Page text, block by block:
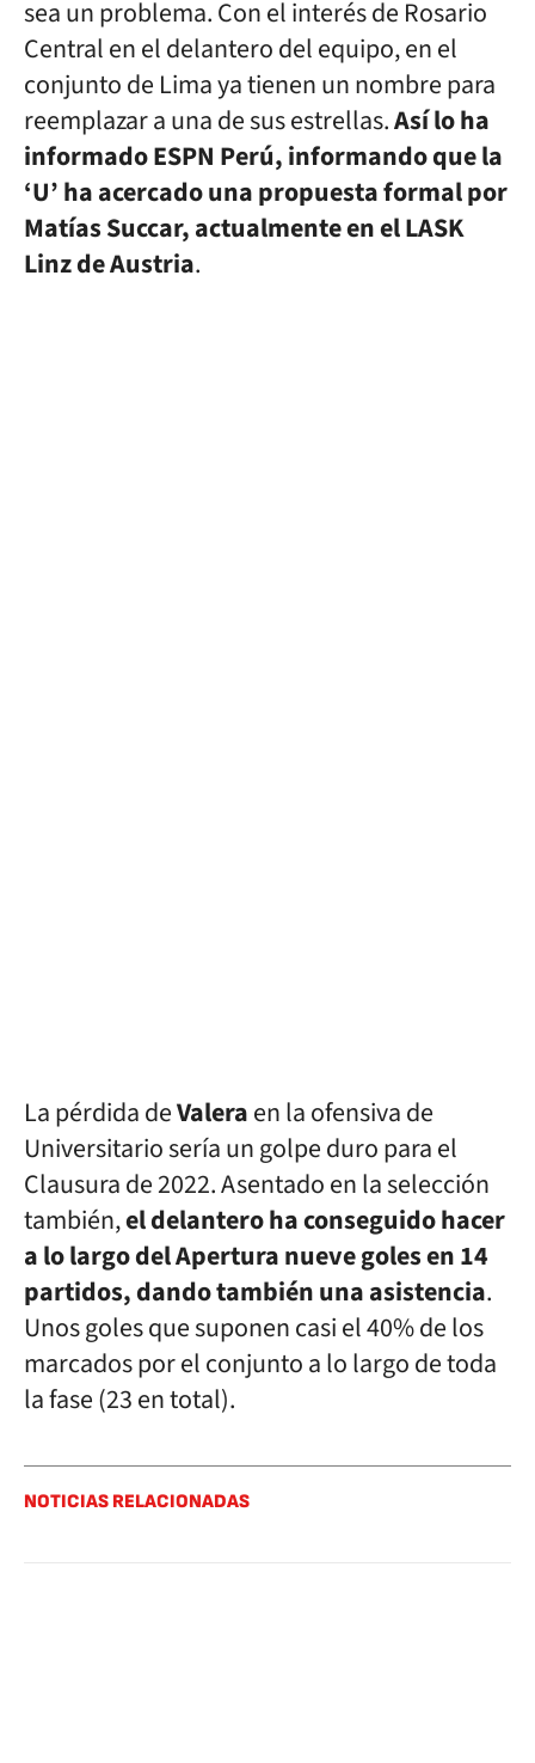
sea un problema. Con el interés de Rosario
Central en el delantero del equipo, en el
conjunto de Lima ya tienen un nombre para
reemplazar a una de sus estrellas.Así lo ha
informado ESPN Perú, informando que la
‘U’ ha acercado una propuesta formal por
Matías Succar, actualmente en el LASK
Linz de Austria.
La pérdida deValeraen la ofensiva de
Universitario sería un golpe duro para el
Clausura de 2022. Asentado en la selección
también,el delantero ha conseguido hacer
a lo largo del Apertura nueve goles en 14
partidos, dando también una asistencia.
Unos goles que suponen casi el 40% de los
marcados por el conjunto a lo largo de toda
la fase (23 en total).
NOTICIAS RELACIONADAS